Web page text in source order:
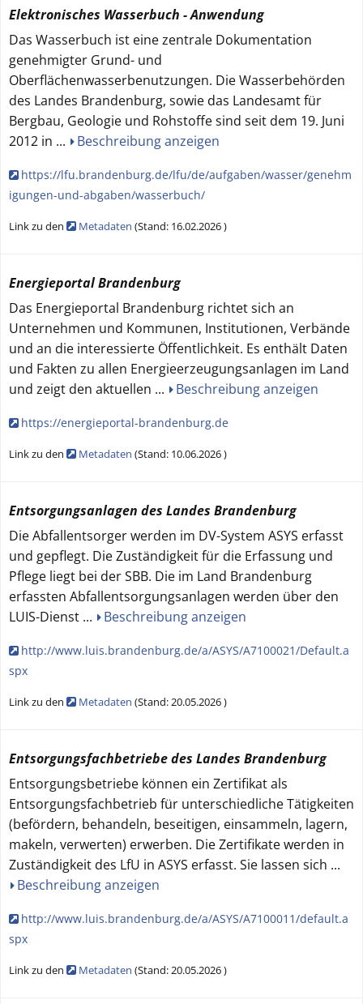
Elektronisches Wasserbuch - Anwendung
Das Wasserbuch ist eine zentrale Dokumentation
genehmigter Grund- und
Oberflächenwasserbenutzungen. Die Wasserbehörden
des Landes Brandenburg, sowie das Landesamt für
Bergbau, Geologie und Rohstoffe sind seit dem 19. Juni
2012 in ... Beschreibung anzeigen
https://lfu.brandenburg.de/lfu/de/aufgaben/wasser/genehm
igungen-und-abgaben/wasserbuch/
Link zu den Metadaten (Stand: 16.02.2026)
Energieportal Brandenburg
Das Energieportal Brandenburg richtet sich an
Unternehmen und Kommunen, Institutionen, Verbände
und an die interessierte Öffentlichkeit. Es enthält Daten
und Fakten zu allen Energieerzeugungsanlagen im Land
und zeigt den aktuellen ... Beschreibung anzeigen
https://energieportal-brandenburg.de
Link zu den Metadaten (Stand: 10.06.2026)
Entsorgungsanlagen des Landes Brandenburg
Die Abfallentsorger werden im DV-System ASYS erfasst
und gepflegt. Die Zuständigkeit für die Erfassung und
Pflege liegt bei der SBB. Die im Land Brandenburg
erfassten Abfallentsorgungsanlagen werden über den
LUIS-Dienst ... Beschreibung anzeigen
http://www.luis.brandenburg.de/a/ASYS/A7100021/Default.a
spx
Link zu den Metadaten (Stand:20.05.2026)
Entsorgungsfachbetriebe des Landes Brandenburg
Entsorgungsbetriebe können ein Zertifikat als
Entsorgungsfachbetrieb für unterschiedliche Tätigkeiten
(befördern, behandeln, beseitigen, einsammeln, lagern,
makeln, verwerten) erwerben. Die Zertifikate werden in
Zuständigkeit des LfU in ASYS erfasst. Sie lassen sich ...
Beschreibung anzeigen
http://www.luis.brandenburg.de/a/ASYS/A7100011/default.a
spx
Link zu den Metadaten (Stand:20.05.2026)